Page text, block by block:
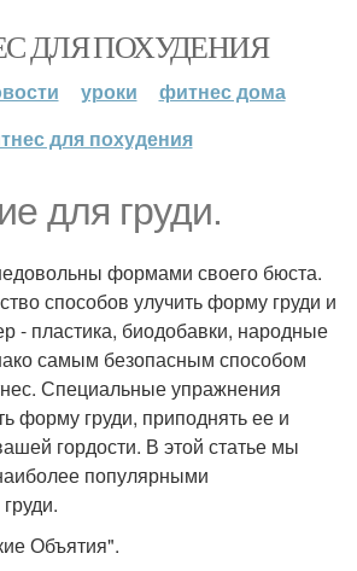
ДЛЯ ПОХУДЕНИЯ
уроки
фитнес дома
для похудения
для груди.
формами своего бюста.
способов улучить форму груди и
- пластика, биодобавки, народные
самым безопасным способом
Специальные упражнения
форму груди, приподнять ее и
гордости. В этой статье мы
популярными
Объятия".